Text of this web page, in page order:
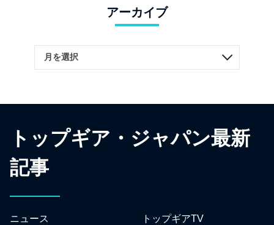
アーカイブ
トップギア・ジャパン最新
記事
ニュース トップギアTV